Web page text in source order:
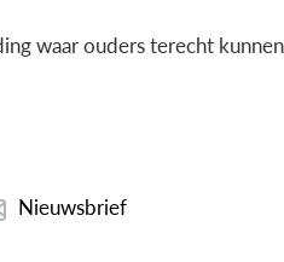
waar ouders terecht
Nieuwsbrief